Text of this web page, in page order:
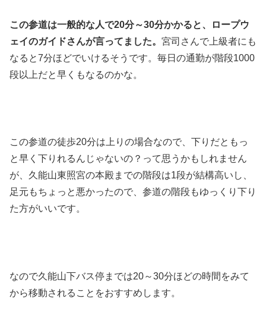
この参道は一般的な人で20分～30分かかると、ロープウ
ェイのガイドさんが言ってました。 宮司さんで上級者にも
なると7分ほどでいけるそうです。毎日の通勤が階段1000
段以上だと早くもなるのかな。
この参道の徒歩20分は上りの場合なので、下りだともっ
と早く下りれるんじゃないの？って思うかもしれません
が、久能山東照宮の本殿までの階段は1段が結構高いし、
足元もちょっと悪かったので、参道の階段もゆっくり下り
た方がいいです。
なので久能山下バス停までは20～30分ほどの時間をみて
から移動されることをおすすめします。